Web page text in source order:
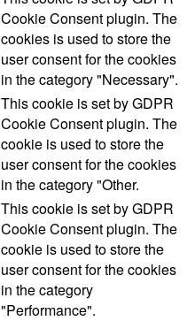
Cookie Consent plugin. The
cookies is used to store the
user consent for the cookies
in the category "Necessary".
This cookie is set by GDPR
Cookie Consent plugin. The
cookie is used to store the
user consent for the cookies
in the category "Other.
This cookie is set by GDPR
Cookie Consent plugin. The
cookie is used to store the
user consent for the cookies
in the category
"Performance".